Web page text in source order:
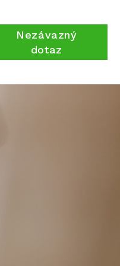
Nezávazný
dotaz